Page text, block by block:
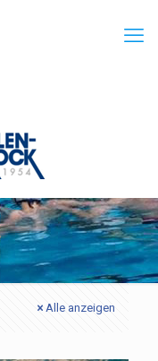
Alle anzeigen